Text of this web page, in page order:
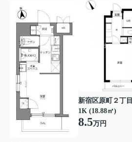
新宿区原町２丁目
1K (18.88㎡)
8.5万円